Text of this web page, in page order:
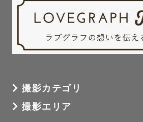
撮影カテゴリ
撮影エリア